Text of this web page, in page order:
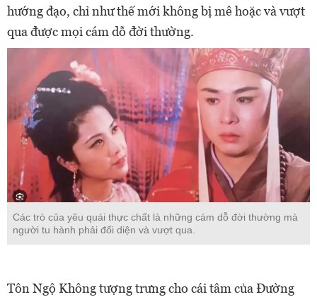
hướng đạo, chỉ như thế mới không bị mê hoặc và vượt
qua được mọi cám dỗ đời thường.
Các trò của yêu quái thực chất là những cám dỗ đời thường mà
người tu hành phải đối diện và vượt qua.
Tôn Ngộ Không tượng trưng cho cái tâm của Đường